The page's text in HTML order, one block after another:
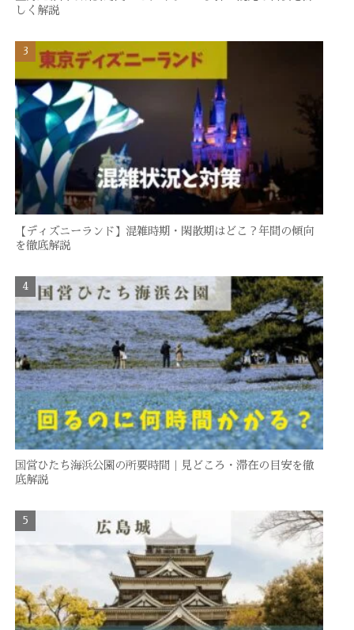
しく解説
【ディズニーランド】混雑時期・閑散期はどこ？年間の傾向
を徹底解説
国営ひたち海浜公園の所要時間｜見どころ・滞在の目安を徹
底解説